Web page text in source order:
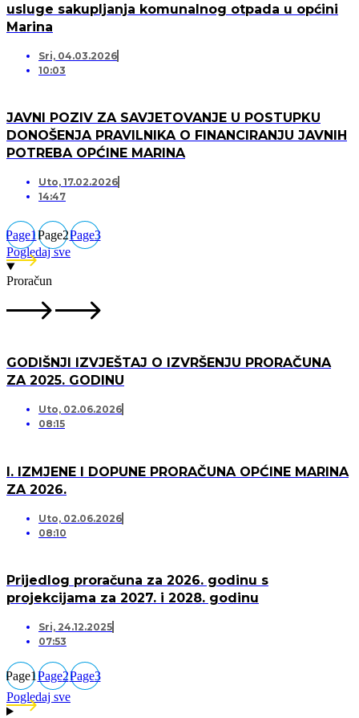
usluge sakupljanja komunalnog otpada u općini
Marina
Sri, 04.03.2026
10:03
JAVNI POZIV ZA SAVJETOVANJE U POSTUPKU
DONOŠENJA PRAVILNIKA O FINANCIRANJU JAVNIH
POTREBA OPĆINE MARINA
Uto, 17.02.2026
14:47
Page1Page2Page3
Pogledaj sve
Proračun
GODIŠNJI IZVJEŠTAJ O IZVRŠENJU PRORAČUNA
ZA 2025. GODINU
Uto, 02.06.2026
08:15
I. IZMJENE I DOPUNE PRORAČUNA OPĆINE MARINA
ZA 2026.
Uto, 02.06.2026
08:10
Prijedlog proračuna za 2026. godinu s
projekcijama za 2027. i 2028. godinu
Sri, 24.12.2025
07:53
Page1Page2Page3
Pogledaj sve